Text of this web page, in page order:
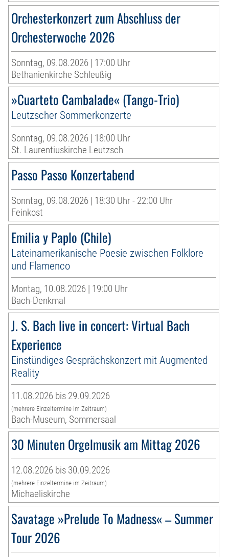
Orchesterkonzert zum Abschluss der
Orchesterwoche 2026
Sonntag, 09.08.2026 | 17:00 Uhr
Bethanienkirche Schleußig
»Cuarteto Cambalade« (Tango-Trio)
Leutzscher Sommerkonzerte
Sonntag, 09.08.2026 | 18:00 Uhr
St. Laurentiuskirche Leutzsch
Passo Passo Konzertabend
Sonntag, 09.08.2026 | 18:30 Uhr - 22:00 Uhr
Feinkost
Emilia y Paplo (Chile)
Lateinamerikanische Poesie zwischen Folklore
und Flamenco
Montag, 10.08.2026 | 19:00 Uhr
Bach-Denkmal
J. S. Bach live in concert: Virtual Bach
Experience
Einstündiges Gesprächskonzert mit Augmented
Reality
11.08.2026 bis 29.09.2026
(mehrere Einzeltermine im Zeitraum)
Bach-Museum, Sommersaal
30 Minuten Orgelmusik am Mittag 2026
12.08.2026 bis 30.09.2026
(mehrere Einzeltermine im Zeitraum)
Michaeliskirche
Savatage »Prelude To Madness« – Summer
Tour 2026